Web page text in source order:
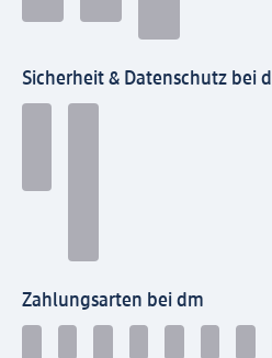
Sicherheit & Datenschutz bei
Zahlungsarten bei dm